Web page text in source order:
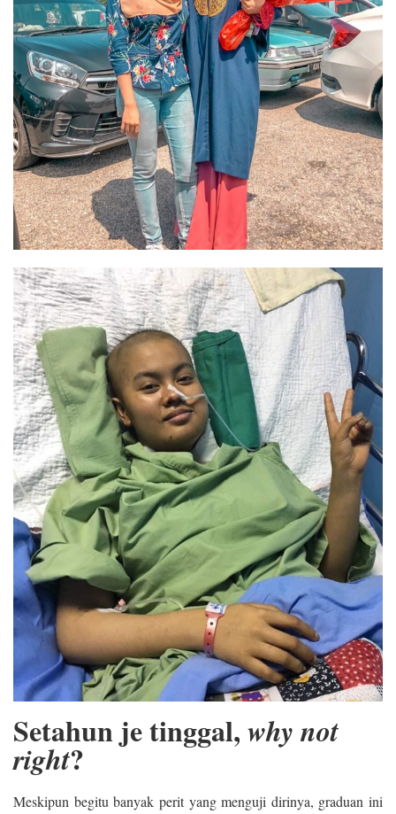
Setahun je tinggal, why not
right?
Meskipun begitu banyak perit yang menguji dirinya, graduan ini